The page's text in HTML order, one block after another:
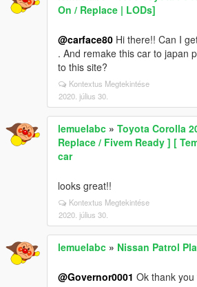
On / Replace | LODs]
@carface80 Hi there!! Can I
. And remake this car to japan
to this site?
Kontextus Megtekintése
2020. július 30.
lemuelabc » Toyota Corolla
Replace / Fivem Ready ] [
car
looks great!!
Kontextus Megtekintése
2020. július 30.
lemuelabc » Nissan Patrol
@Governor0001 Ok thank